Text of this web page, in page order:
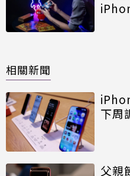
相關新聞
下周
父親